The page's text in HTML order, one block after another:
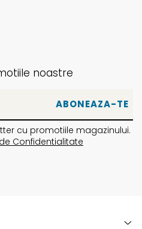
noastre
cu promotiile magazinului.
Confidentialitate